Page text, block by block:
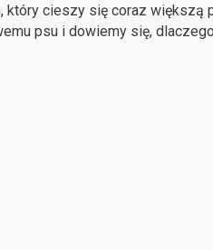
cieszy się coraz większą
psu i dowiemy się, dlaczego